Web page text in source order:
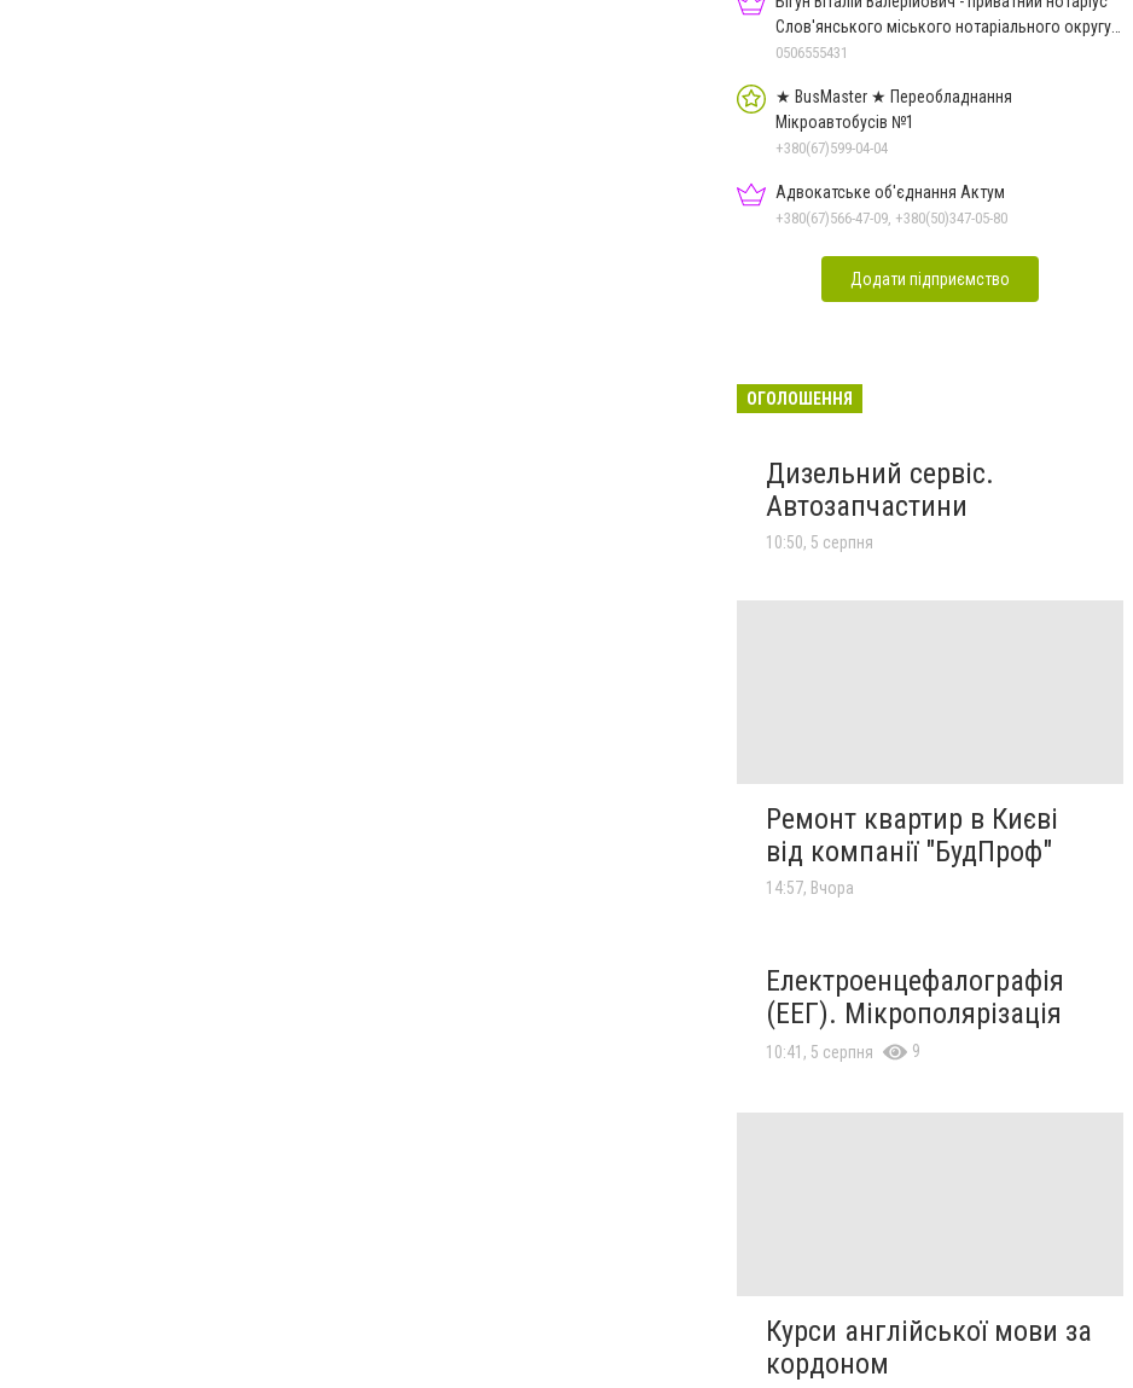
Слов'янського міського нотаріального округу
Дон.обл.
0506555431
★ BusMaster ★ Переобладнання
Мікроавтобусів №1
+380(67)599-04-04
Адвокатське об'єднання Актум
+380(67)566-47-09, +380(50)347-05-80
Додати підприємство
ОГОЛОШЕННЯ
Дизельний сервіс.
Автозапчастини
10:50, 5 серпня
Ремонт квартир в Києві
від компанії "БудПроф"
14:57, Вчора
Електроенцефалографія
(ЕЕГ). Мікрополярізація
10:41, 5 серпня 9
Курси англійської мови за
кордоном